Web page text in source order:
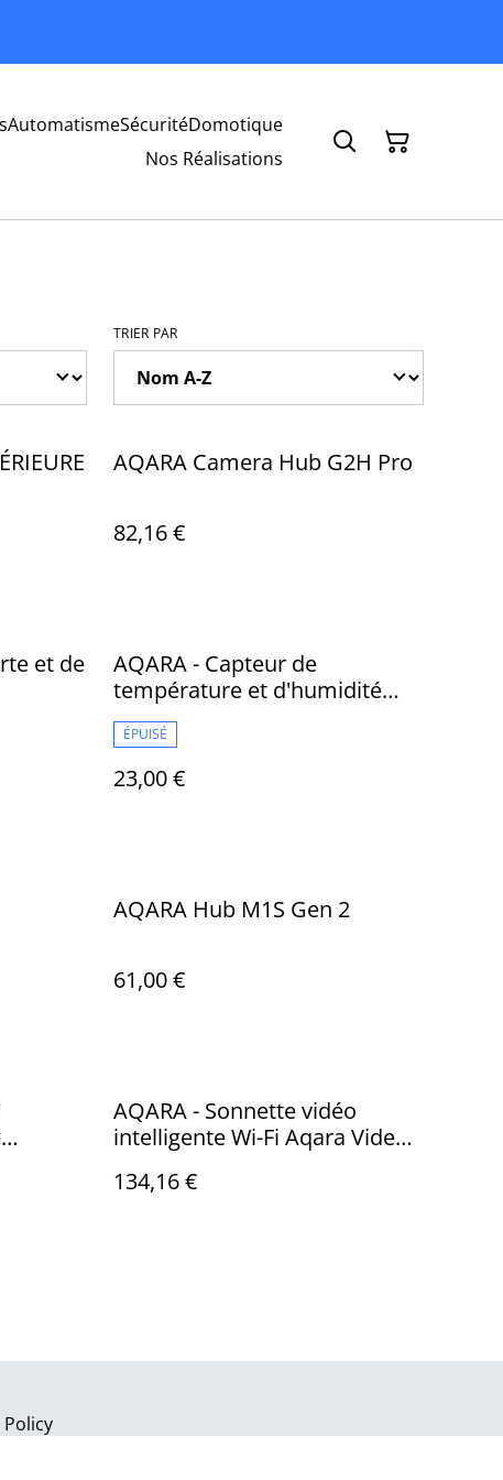
AutomatismeSécuritéDomotique
Nos Réalisations
TRIER PAR
FI)
AQARA Camera Hub G2H Pro
82,16 €
et de
AQARA - Capteur de
température et d'humidité
ZigBee - WSDCGQ11LM
ÉPUISÉ
23,00 €
AQARA Hub M1S Gen 2
61,00 €
AQARA - Sonnette vidéo
intelligente Wi-Fi Aqara Video
134,16 €
Policy